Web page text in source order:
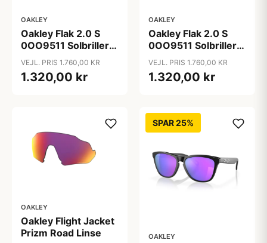
OAKLEY
Oakley Flak 2.0 S
0OO9511 Solbriller -
Firkantede Sort
Spejlede Linser
VEJL. PRIS 1.760,00 KR
1.320,00 kr
OAKLEY
Oakley Flak 2.0 S
0OO9511 Solbriller -
Firkantede Sort
Spejlede Linser
VEJL. PRIS 1.760,00 KR
1.320,00 kr
OAKLEY
Oakley Flight Jacket
Prizm Road Linse
SPAR 25%
OAKLEY